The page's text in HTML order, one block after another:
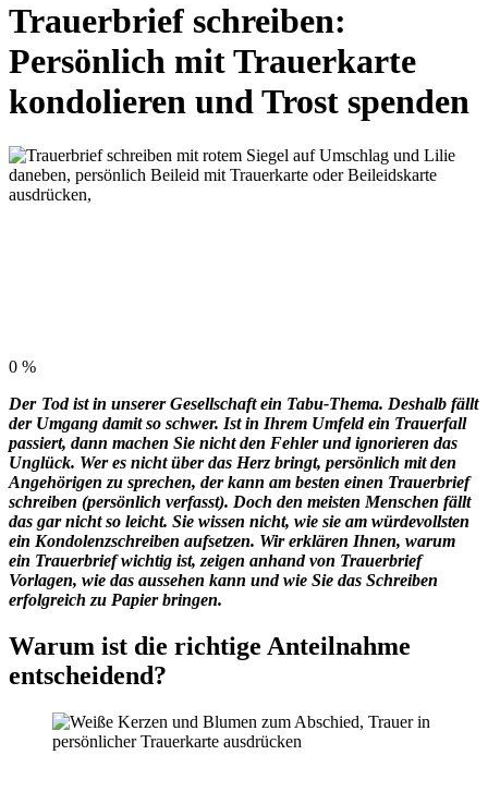
Trauerbrief schreiben:
Persönlich mit Trauerkarte
kondolieren und Trost spenden
0 %
Der Tod ist in unserer Gesellschaft ein Tabu-Thema. Deshalb fällt
der Umgang damit so schwer. Ist in Ihrem Umfeld ein Trauerfall
passiert, dann machen Sie nicht den Fehler und ignorieren das
Unglück. Wer es nicht über das Herz bringt, persönlich mit den
Angehörigen zu sprechen, der kann am besten einen Trauerbrief
schreiben (persönlich verfasst). Doch den meisten Menschen fällt
das gar nicht so leicht. Sie wissen nicht, wie sie am würdevollsten
ein Kondolenzschreiben aufsetzen. Wir erklären Ihnen, warum
ein Trauerbrief wichtig ist, zeigen anhand von Trauerbrief
Vorlagen, wie das aussehen kann und wie Sie das Schreiben
erfolgreich zu Papier bringen.
Warum ist die richtige Anteilnahme
entscheidend?